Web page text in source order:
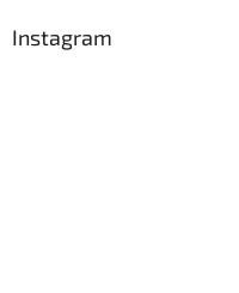
Instagram